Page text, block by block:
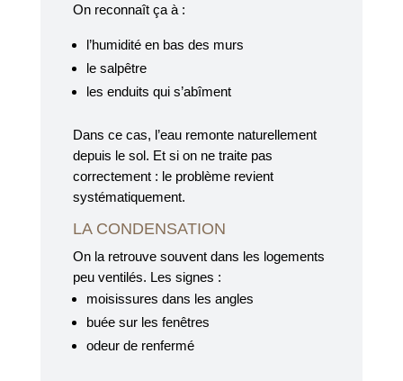
On reconnaît ça à :
l’humidité en bas des murs
le salpêtre
les enduits qui s’abîment
Dans ce cas, l’eau remonte naturellement
depuis le sol. Et si on ne traite pas
correctement : le problème revient
systématiquement.
LA CONDENSATION
On la retrouve souvent dans les logements
peu ventilés. Les signes :
moisissures dans les angles
buée sur les fenêtres
odeur de renfermé